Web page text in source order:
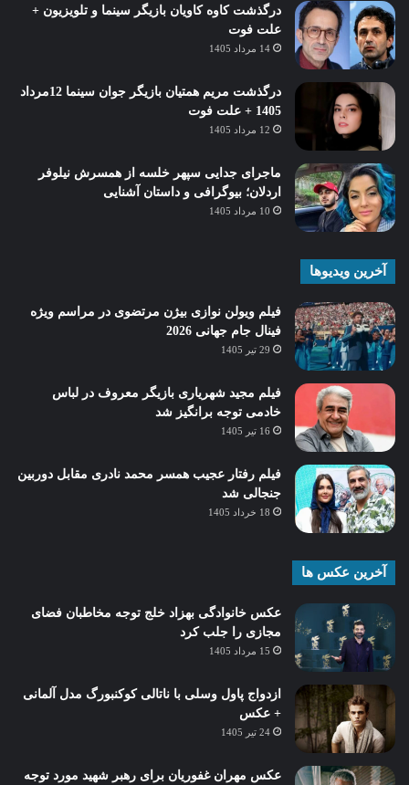
درگذشت کاوه کاویان بازیگر سینما و تلویزیون +
علت فوت
14 مرداد 1405
درگذشت مریم همتیان بازیگر جوان سینما 12مرداد
1405 + علت فوت
12 مرداد 1405
ماجرای جدایی سپهر خلسه از همسرش نیلوفر
اردلان؛ بیوگرافی و داستان آشنایی
10 مرداد 1405
آخرین ویدیوها
فیلم ویولن نوازی بیژن مرتضوی در مراسم ویژه
فینال جام جهانی 2026
29 تیر 1405
فیلم مجید شهریاری بازیگر معروف در لباس
خادمی توجه برانگیز شد
16 تیر 1405
فیلم رفتار عجیب همسر محمد نادری مقابل دوربین
جنجالی شد
18 خرداد 1405
آخرین عکس ها
عکس خانوادگی بهزاد خلج توجه مخاطبان فضای
مجازی را جلب کرد
15 مرداد 1405
ازدواج پاول وسلی با ناتالی کوکنبورگ مدل آلمانی
+ عکس
24 تیر 1405
عکس مهران غفوریان برای رهبر شهید مورد توجه